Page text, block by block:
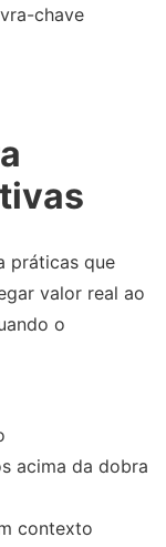
chave
práticas que
valor real ao
o
acima da dobra
contexto